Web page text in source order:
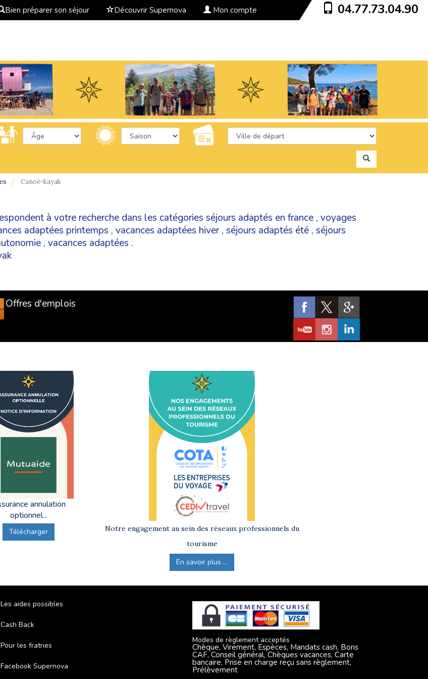
Bien préparer son séjour Découvrir Supernova Mon compte 04.77.73.04.90
Canoé-kayak
à votre recherche dans les catégories séjours adaptés en france , voyages
adaptées printemps , vacances adaptées hiver, séjours adaptés été , séjours
, vacances adaptées .
Offres d'emplois
annulation
optionnel...
Télécharger
Notre engagement au sein des réseaux professionnels du
tourisme
En savoir plus ...
Les aides possibles
Cash Back
Pour les fratries
Facebook Supernova
Modes de règlement acceptés
Chèque, Virement, Espèces, Mandats cash, Bons
CAF, Conseil général, Chèques vacances, Carte
bancaire, Prise en charge reçu sans règlement,
Prélèvement